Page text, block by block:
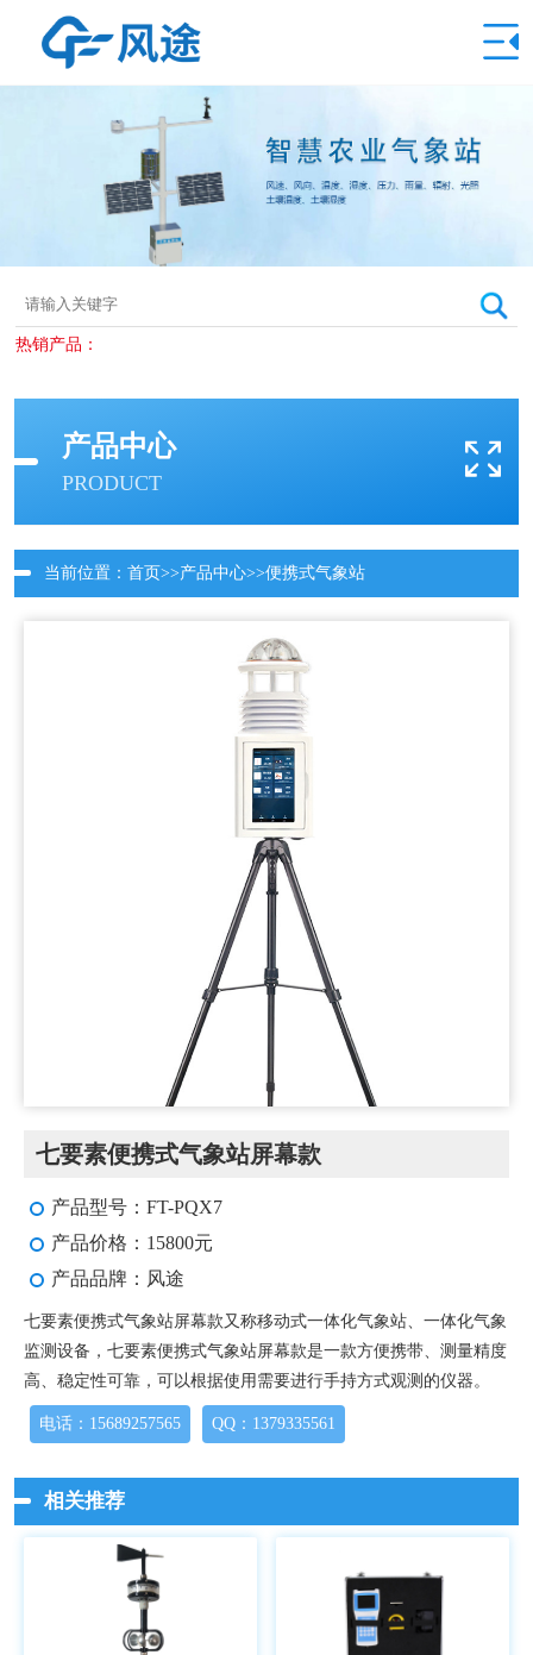
热销产品：
产品中心
PRODUCT
当前位置： 首页>>产品中心>>便携式气象站
七要素便携式气象站屏幕款
产品型号：FT-PQX7
产品价格：15800元
产品品牌：风途
七要素便携式气象站屏幕款又称移动式一体化气象站、一体化气象
监测设备，七要素便携式气象站屏幕款是一款方便携带、测量精度
高、稳定性可靠，可以根据使用需要进行手持方式观测的仪器。
电话：15689257565 QQ：1379335561
相关推荐